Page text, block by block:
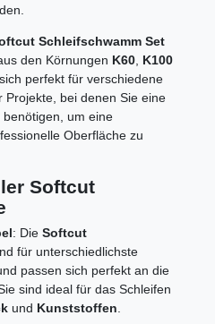
Schleifschwamm Set
den Körnungen K60, K100
perfekt für verschiedene
Projekte, bei denen Sie eine
um eine
Oberfläche zu
Softcut
: Die Softcut
für unterschiedlichste
passen sich perfekt an die
sind ideal für das Schleifen
und Kunststoffen.